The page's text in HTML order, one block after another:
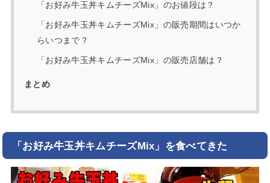
「お好み牛玉丼キムチーズMix」のお値段は？
「お好み牛玉丼キムチーズMix」の販売期間はいつか
らいつまで？
「お好み牛玉丼キムチーズMix」の販売店舗は？
まとめ
「お好み牛玉丼キムチーズMix」を食べてきた